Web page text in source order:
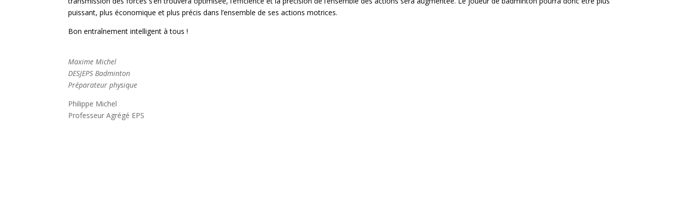
puissant, plus économique et plus précis dans l’ensemble de ses actions motrices.
Bon entraînement intelligent à tous !
Maxime Michel
DESJEPS Badminton
Préparateur physique
Philippe Michel
Professeur Agrégé EPS